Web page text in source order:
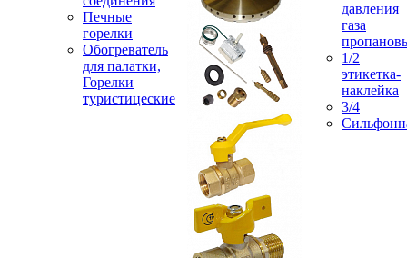
Печные
горелки
Обогреватель
для палатки,
Горелки
туристицеские
давления
газа
1/2
этикетка-
наклейка
3/4